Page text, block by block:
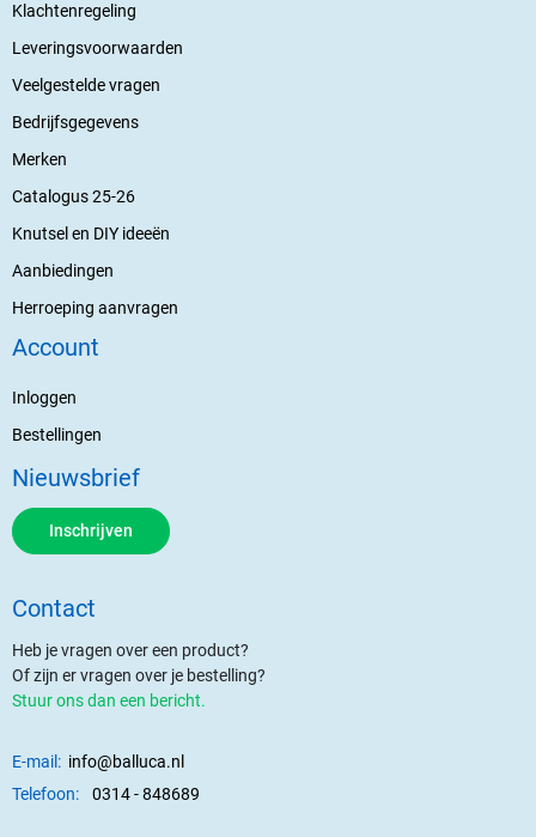
Klachtenregeling
Leveringsvoorwaarden
Veelgestelde vragen
Bedrijfsgegevens
Merken
Catalogus 25-26
Knutsel en DIY ideeën
Aanbiedingen
Herroeping aanvragen
Account
Inloggen
Bestellingen
Nieuwsbrief
Inschrijven
Contact
Heb je vragen over een product?
Of zijn er vragen over je bestelling?
Stuur ons dan een bericht.
E-mail: info@balluca.nl
Telefoon:
0314 - 848689